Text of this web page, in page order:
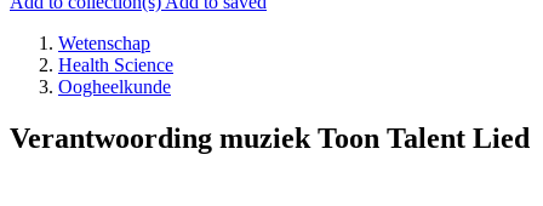
Wetenschap
Health Science
Oogheelkunde
Verantwoording muziek Toon Talent Lied